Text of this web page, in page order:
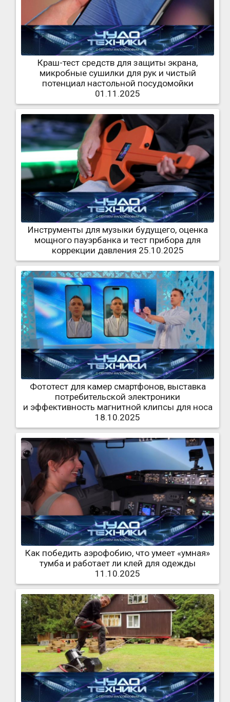
Краш-тест средств для защиты экрана,
микробные сушилки для рук и чистый
потенциал настольной посудомойки
01.11.2025
Инструменты для музыки будущего, оценка
мощного пауэрбанка и тест прибора для
коррекции давления 25.10.2025
Фототест для камер смартфонов, выставка
потребительской электроники
и эффективность магнитной клипсы для носа
18.10.2025
Как победить аэрофобию, что умеет «умная»
тумба и работает ли клей для одежды
11.10.2025